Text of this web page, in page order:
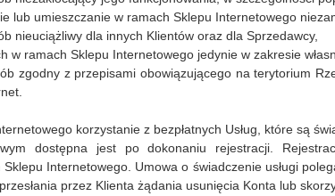
lub umieszczanie w ramach Sklepu Internetowego
nieuciążliwy dla innych Klientów oraz dla Sprzedawcy,
w ramach Sklepu Internetowego jedynie w zakresie
zgodny z przepisami obowiązującego na terytorium
korzystanie z bezpłatnych Usług, które są
dostępna jest po dokonaniu rejestracji.
Internetowego. Umowa o świadczenie usługi
przez Klienta żądania usunięcia Konta lub